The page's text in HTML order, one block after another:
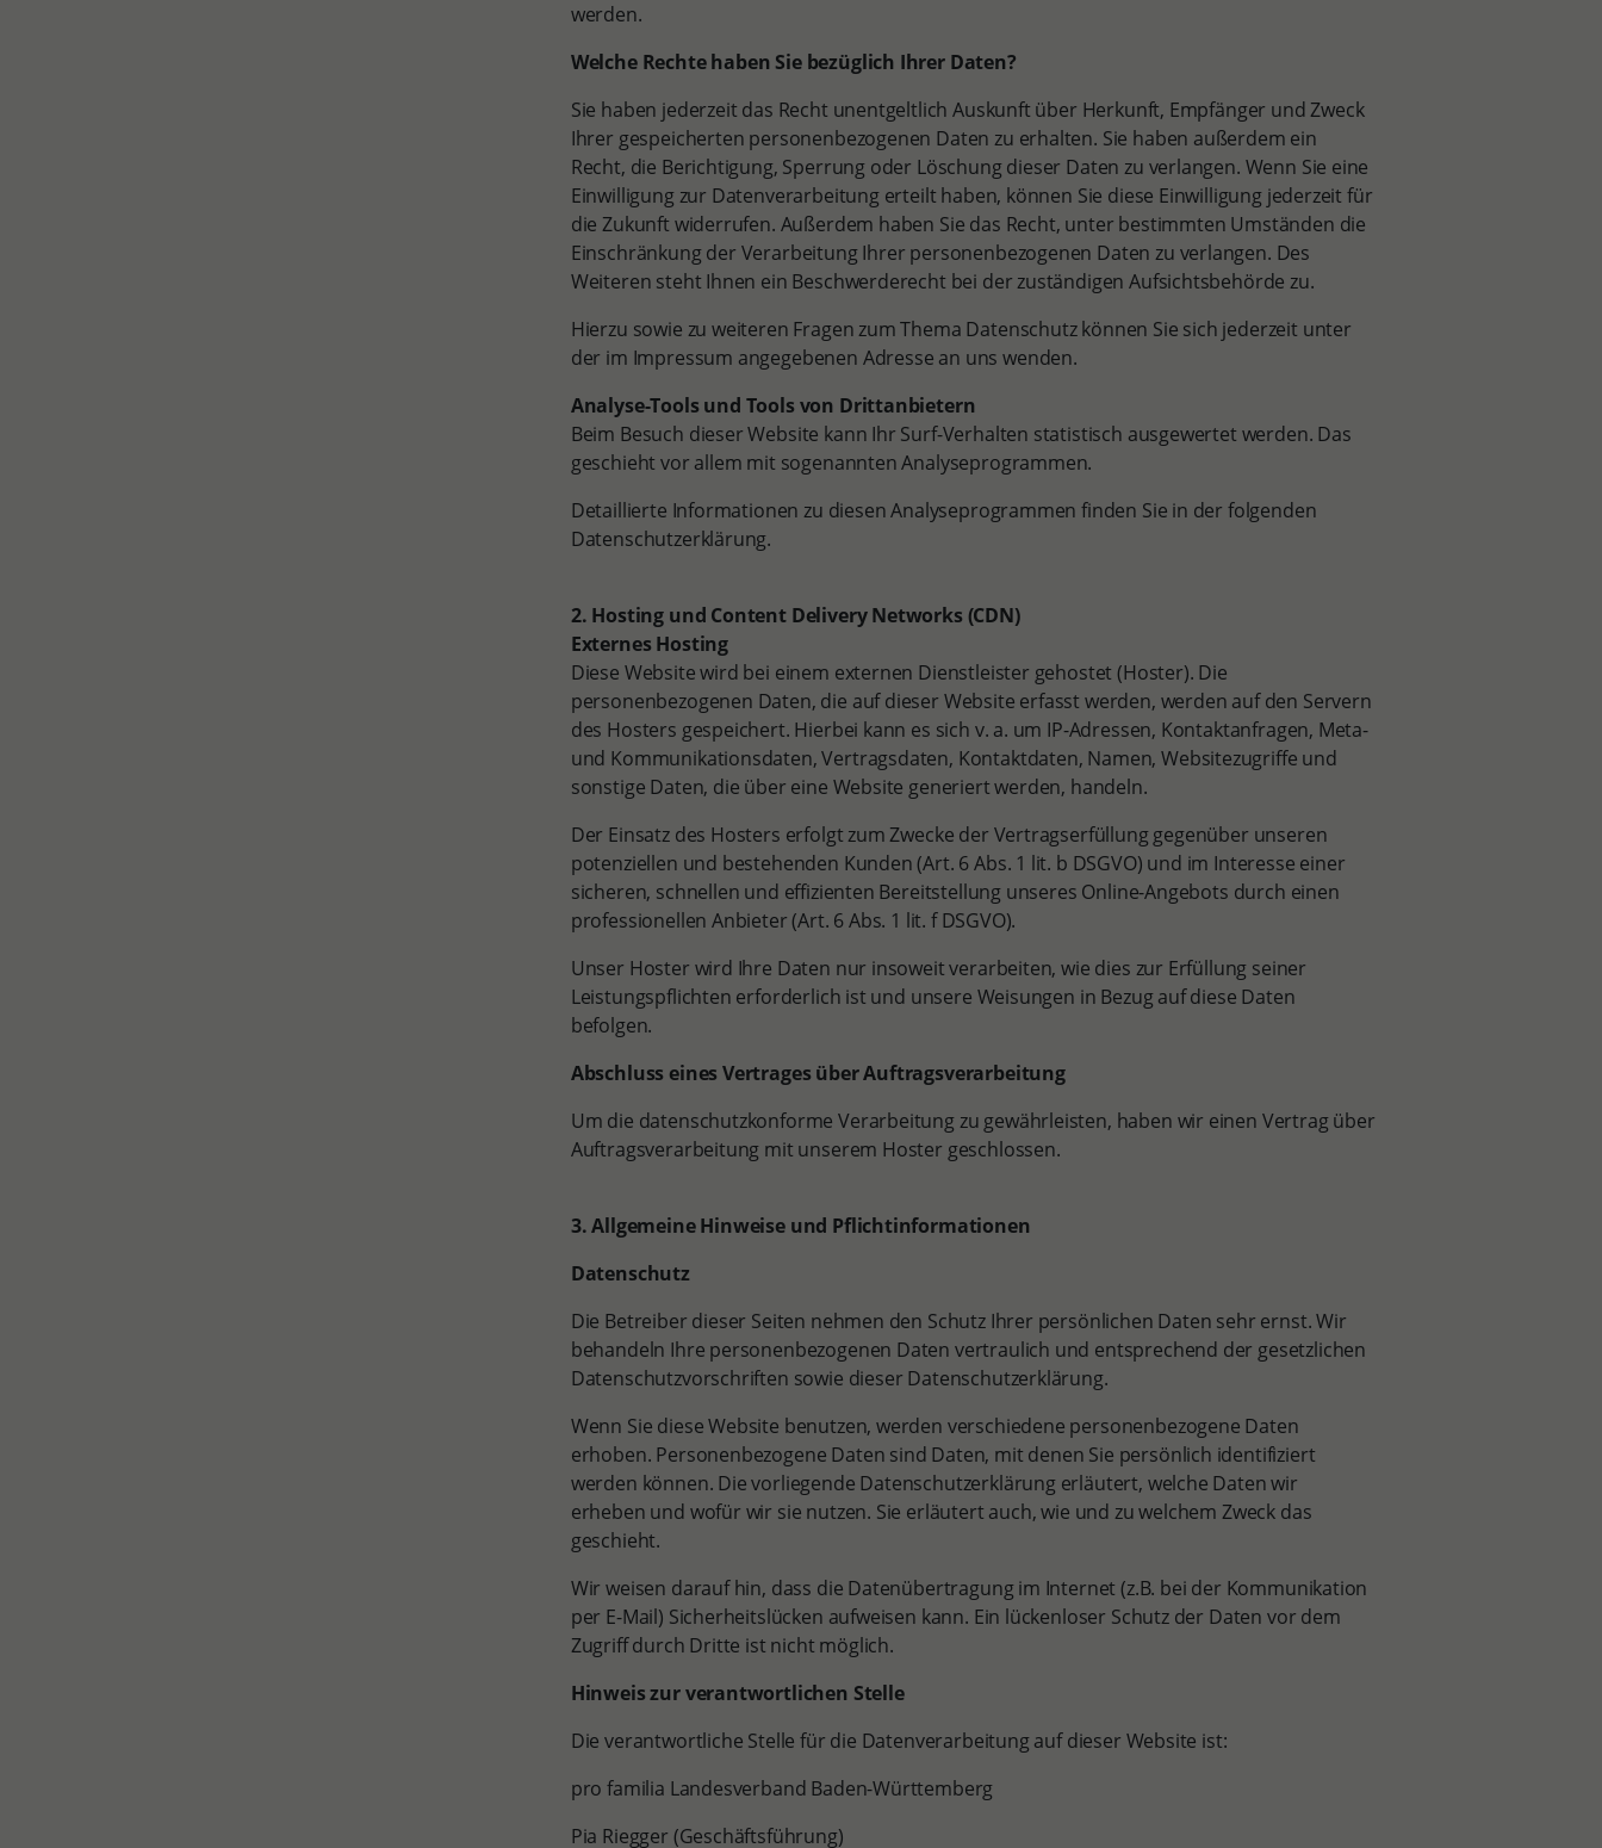
werden.
Welche Rechte haben Sie bezüglich Ihrer Daten?
Sie haben jederzeit das Recht unentgeltlich Auskunft über Herkunft, Empfänger und Zweck
Ihrer gespeicherten personenbezogenen Daten zu erhalten. Sie haben außerdem ein
Recht, die Berichtigung, Sperrung oder Löschung dieser Daten zu verlangen. Wenn Sie eine
Einwilligung zur Datenverarbeitung erteilt haben, können Sie diese Einwilligung jederzeit für
die Zukunft widerrufen. Außerdem haben Sie das Recht, unter bestimmten Umständen die
Einschränkung der Verarbeitung Ihrer personenbezogenen Daten zu verlangen. Des
Weiteren steht Ihnen ein Beschwerderecht bei der zuständigen Aufsichtsbehörde zu.
Hierzu sowie zu weiteren Fragen zum Thema Datenschutz können Sie sich jederzeit unter
der im Impressum angegebenen Adresse an uns wenden.
Analyse-Tools und Tools von Drittanbietern
Beim Besuch dieser Website kann Ihr Surf-Verhalten statistisch ausgewertet werden. Das
geschieht vor allem mit sogenannten Analyseprogrammen.
Detaillierte Informationen zu diesen Analyseprogrammen finden Sie in der folgenden
Datenschutzerklärung.
2. Hosting und Content Delivery Networks (CDN)
Externes Hosting
Diese Website wird bei einem externen Dienstleister gehostet (Hoster). Die
personenbezogenen Daten, die auf dieser Website erfasst werden, werden auf den Servern
des Hosters gespeichert. Hierbei kann es sich v. a. um IP-Adressen, Kontaktanfragen, Meta-
und Kommunikationsdaten, Vertragsdaten, Kontaktdaten, Namen, Websitezugriffe und
sonstige Daten, die über eine Website generiert werden, handeln.
Der Einsatz des Hosters erfolgt zum Zwecke der Vertragserfüllung gegenüber unseren
potenziellen und bestehenden Kunden (Art. 6 Abs. 1 lit. b DSGVO) und im Interesse einer
sicheren, schnellen und effizienten Bereitstellung unseres Online-Angebots durch einen
professionellen Anbieter (Art. 6 Abs. 1 lit. f DSGVO).
Unser Hoster wird Ihre Daten nur insoweit verarbeiten, wie dies zur Erfüllung seiner
Leistungspflichten erforderlich ist und unsere Weisungen in Bezug auf diese Daten
befolgen.
Abschluss eines Vertrages über Auftragsverarbeitung
Um die datenschutzkonforme Verarbeitung zu gewährleisten, haben wir einen Vertrag über
Auftragsverarbeitung mit unserem Hoster geschlossen.
3. Allgemeine Hinweise und Pflichtinformationen
Datenschutz
Die Betreiber dieser Seiten nehmen den Schutz Ihrer persönlichen Daten sehr ernst. Wir
behandeln Ihre personenbezogenen Daten vertraulich und entsprechend der gesetzlichen
Datenschutzvorschriften sowie dieser Datenschutzerklärung.
Wenn Sie diese Website benutzen, werden verschiedene personenbezogene Daten
erhoben. Personenbezogene Daten sind Daten, mit denen Sie persönlich identifiziert
werden können. Die vorliegende Datenschutzerklärung erläutert, welche Daten wir
erheben und wofür wir sie nutzen. Sie erläutert auch, wie und zu welchem Zweck das
geschieht.
Wir weisen darauf hin, dass die Datenübertragung im Internet (z.B. bei der Kommunikation
per E-Mail) Sicherheitslücken aufweisen kann. Ein lückenloser Schutz der Daten vor dem
Zugriff durch Dritte ist nicht möglich.
Hinweis zur verantwortlichen Stelle
Die verantwortliche Stelle für die Datenverarbeitung auf dieser Website ist:
pro familia Landesverband Baden-Württemberg
Pia Riegger (Geschäftsführung)